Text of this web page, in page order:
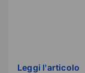
Leggi l'articolo